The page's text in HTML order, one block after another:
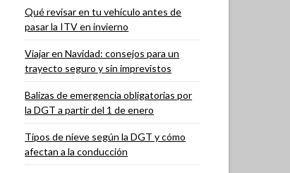
Qué revisar en tu vehículo antes de
pasar la ITV en invierno
Viajar en Navidad: consejos para un
trayecto seguro y sin imprevistos
Balizas de emergencia obligatorias por
la DGT a partir del 1 de enero
Tipos de nieve según la DGT y cómo
afectan a la conducción